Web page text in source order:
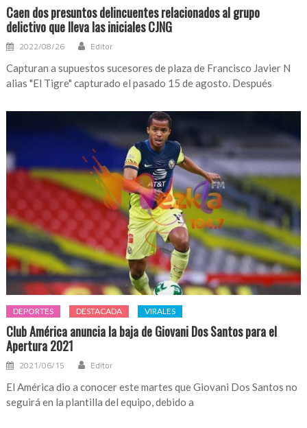
Caen dos presuntos delincuentes relacionados al grupo
delictivo que lleva las iniciales CJNG
2022/08/26 Editor
Capturan a supuestos sucesores de plaza de Francisco Javier N
alias "El Tigre" capturado el pasado 15 de agosto. Después
DEPORTES DESTACADA VIRALES
Club América anuncia la baja de Giovani Dos Santos para el
Apertura 2021
2021/06/15 Editor
El América dio a conocer este martes que Giovani Dos Santos no
seguirá en la plantilla del equipo, debido a